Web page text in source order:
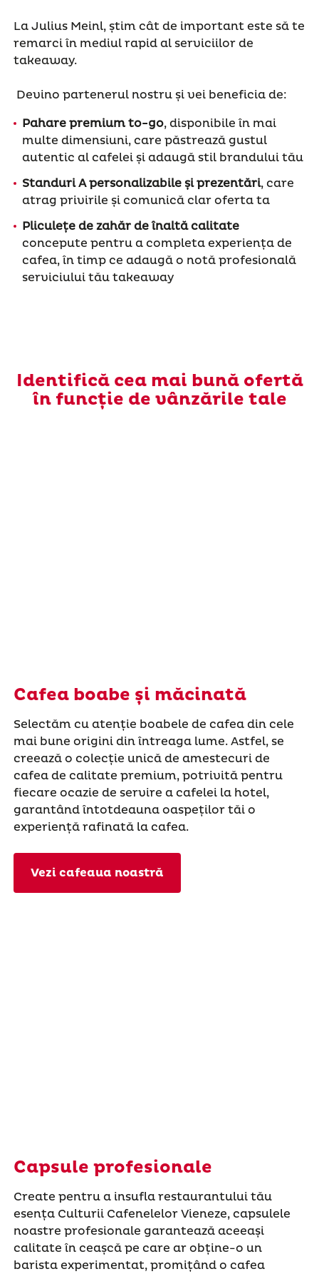
La Julius Meinl, știm cât de important este să te
remarci în mediul rapid al serviciilor de
takeaway.
Devino partenerul nostru și vei beneficia de:
Pahare premium to-go, disponibile în mai
multe dimensiuni, care păstrează gustul
autentic al cafelei și adaugă stil brandului tău
Standuri A personalizabile și prezentări, care
atrag privirile și comunică clar oferta ta
Pliculețe de zahăr de înaltă calitate
concepute pentru a completa experiența de
cafea, în timp ce adaugă o notă profesională
serviciului tău takeaway
Identifică cea mai bună ofertă
în funcție de vânzările tale
Cafea boabe și măcinată
Selectăm cu atenție boabele de cafea din cele
mai bune origini din întreaga lume. Astfel, se
creează o colecție unică de amestecuri de
cafea de calitate premium, potrivită pentru
fiecare ocazie de servire a cafelei la hotel,
garantând întotdeauna oaspeților tăi o
experiență rafinată la cafea.
Vezi cafeaua noastră
Capsule profesionale
Create pentru a insufla restaurantului tău
esența Culturii Cafenelelor Vieneze, capsulele
noastre profesionale garantează aceeași
calitate în ceașcă pe care ar obține-o un
barista experimentat, promițând o cafea